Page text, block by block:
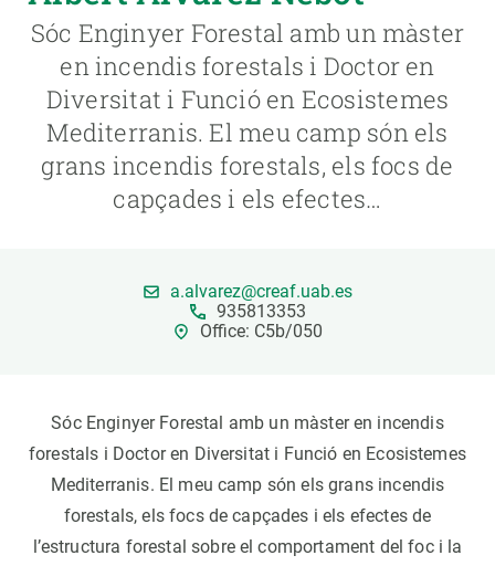
Sóc Enginyer Forestal amb un màster
en incendis forestals i Doctor en
Diversitat i Funció en Ecosistemes
Mediterranis. El meu camp són els
grans incendis forestals, els focs de
capçades i els efectes…
a.alvarez@creaf.uab.es
935813353
Office: C5b/050
Sóc Enginyer Forestal amb un màster en incendis
forestals i Doctor en Diversitat i Funció en Ecosistemes
Mediterranis. El meu camp són els grans incendis
forestals, els focs de capçades i els efectes de
l’estructura forestal sobre el comportament del foc i la
NOTÍCIES I AGENDA